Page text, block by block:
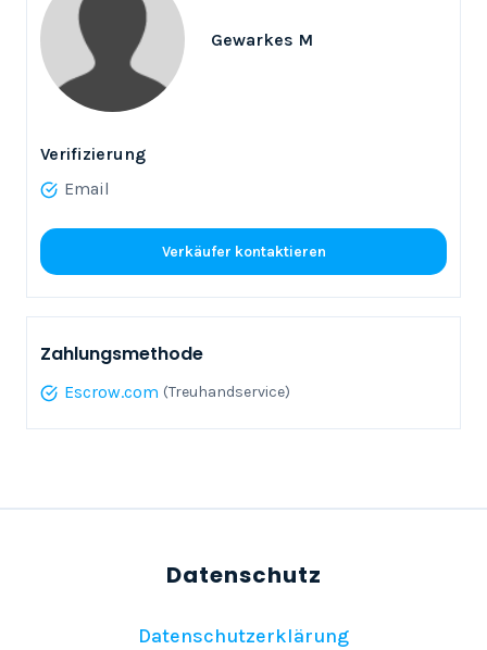
Gewarkes M
Verifizierung
Email
Verkäufer kontaktieren
Zahlungsmethode
Escrow.com (Treuhandservice)
Datenschutzerklärung